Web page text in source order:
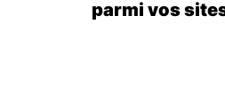
parmi vos